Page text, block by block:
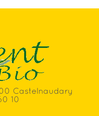
Castelnaudary
10